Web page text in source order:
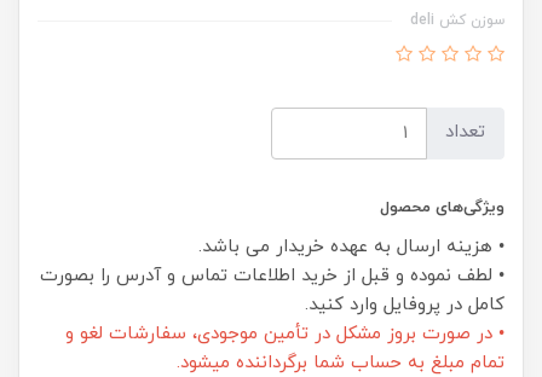
سوزن کش deli
تعداد
ویژگی‌های محصول
• هزینه ارسال به عهده خریدار می باشد.
• لطف نموده و قبل از خرید اطلاعات تماس و آدرس را بصورت
کامل در پروفایل وارد کنید.
• در صورت بروز مشکل در تأمین موجودی، سفارشات لغو و
تمام مبلغ به حساب شما برگرداننده میشود.